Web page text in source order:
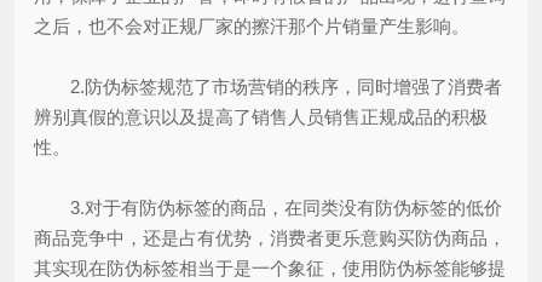
之后，也不会对正规厂家的擦汗那个片销量产生影响。
2.防伪标签规范了市场营销的秩序，同时增强了消费者
辨别真假的意识以及提高了销售人员销售正规成品的积极
性。
3.对于有防伪标签的商品，在同类没有防伪标签的低价
商品竞争中，还是占有优势，消费者更乐意购买防伪商品，
其实现在防伪标签相当于是一个象征，使用防伪标签能够提